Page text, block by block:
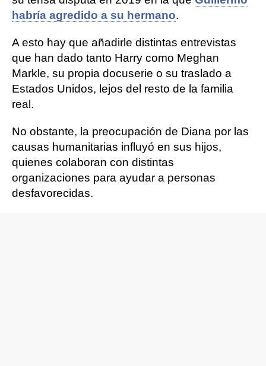
habría agredido a su hermano.
A esto hay que añadirle distintas entrevistas
que han dado tanto Harry como Meghan
Markle, su propia docuserie o su traslado a
Estados Unidos, lejos del resto de la familia
real.
No obstante, la preocupación de Diana por las
causas humanitarias influyó en sus hijos,
quienes colaboran con distintas
organizaciones para ayudar a personas
desfavorecidas.